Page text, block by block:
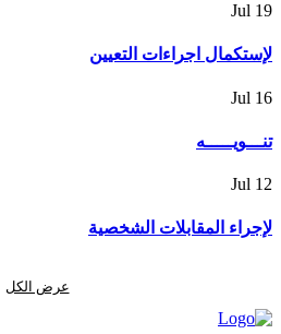
19
Jul
لإستكمال اجراءات التعيين
16
Jul
تنـــويـــــه
12
Jul
لإجراء المقابلات الشخصية
عرض الكل